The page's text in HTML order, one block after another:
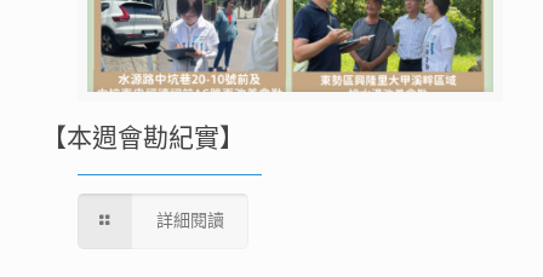
【本週會勘紀實】
詳細閱讀